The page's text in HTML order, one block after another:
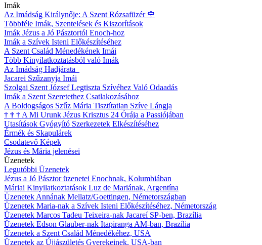
Imák
Az Imádság Királynője: A Szent Rózsafüzér 🌹
Többféle Imák, Szentelések és Kiszorítások
Imák Jézus a Jó Pásztortól Enoch-hoz
Imák a Szívek Isteni Előkészítéséhez
A Szent Család Ménedékének Imái
Több Kinyilatkoztatásból való Imák
Az Imádság Hadjárata
Jacarei Szűzanyja Imái
Szolgai Szent József Legtiszta Szívéhez Való Odaadás
Imák a Szent Szeretethez Csatlakozásához
A Boldogságos Szűz Mária Tisztítatlan Szíve Lángja
† † † A Mi Urunk Jézus Krisztus 24 Órája a Passiójában
Utasítások Gyógyító Szerkezetek Elkészítéséhez
Érmék és Skapulárek
Csodatevő Képek
Jézus és Mária jelenései
Üzenetek
Legutóbbi Üzenetek
Jézus a Jó Pásztor üzenetei Enochnak, Kolumbiában
Máriai Kinyilatkoztatások Luz de Mariának, Argentína
Üzenetek Annának Mellatz/Goettingen, Németországban
Üzenetek Maria-nak a Szívek Isteni Előkészítéséhez, Németország
Üzenetek Marcos Tadeu Teixeira-nak Jacareí SP-ben, Brazília
Üzenetek Edson Glauber-nak Itapiranga AM-ban, Brazília
Üzenetek a Szent Család Ménedékéhez, USA
Üzenetek az Újjászületés Gyerekeinek, USA-ban